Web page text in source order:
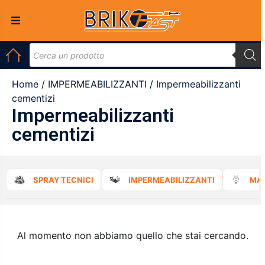
Home / IMPERMEABILIZZANTI / Impermeabilizzanti
cementizi
Impermeabilizzanti
cementizi
SPRAY TECNICI IMPERMEABILIZZANTI
Al momento non abbiamo quello che stai cercando.